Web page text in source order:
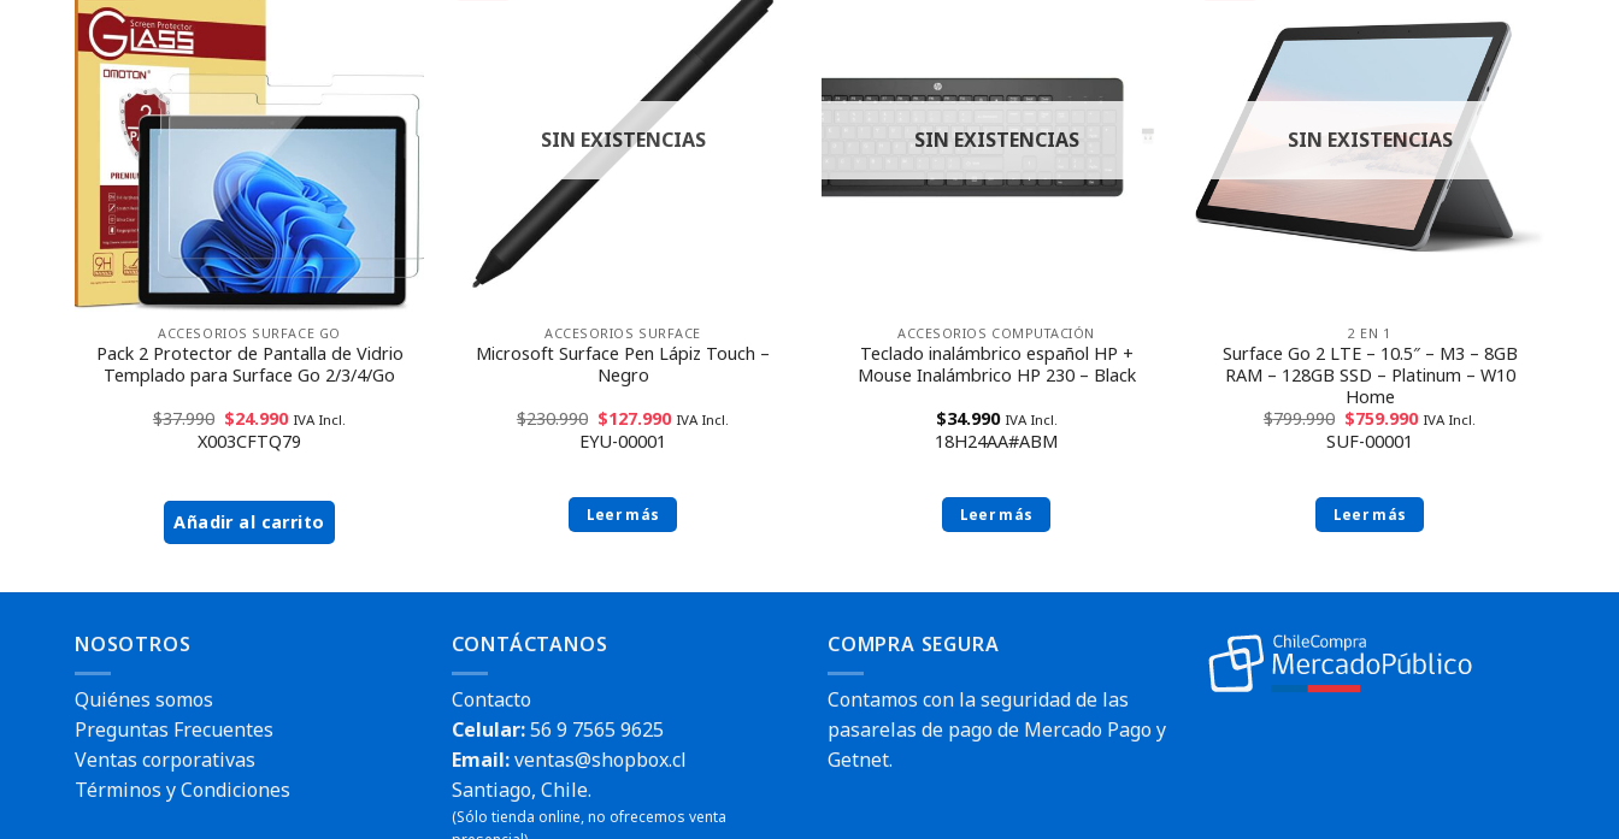
ACCESORIOS SURFACE GO
Pack 2 Protector de Pantalla de Vidrio
Templado para Surface Go 2/3/4/Go
$37.990 $24.990 IVA Incl.
X003CFTQ79
Añadir al carrito
SIN EXISTENCIAS
ACCESORIOS SURFACE
Microsoft Surface Pen Lápiz Touch –
Negro
$230.990 $127.990 IVA Incl.
EYU-00001
Leer más
SIN EXISTENCIAS
ACCESORIOS COMPUTACIÓN
Teclado inalámbrico español HP +
Mouse Inalámbrico HP 230 – Black
$34.990 IVA Incl.
18H24AA#ABM
Leer más
SIN EXISTENCIAS
2 EN 1
Surface Go 2 LTE – 10.5″ – M3 – 8GB
RAM – 128GB SSD – Platinum – W10
Home
$799.990 $759.990 IVA Incl.
SUF-00001
Leer más
NOSOTROS
Quiénes somos
Preguntas Frecuentes
Ventas corporativas
Términos y Condiciones
CONTÁCTANOS
Contacto
Celular:56 9 7565 9625
Email:ventas@shopbox.cl
Santiago, Chile.
(Sólo tienda online, no ofrecemos venta
COMPRA SEGURA
Contamos con la seguridad de las
pasarelas de pago de Mercado Pago y
Getnet.